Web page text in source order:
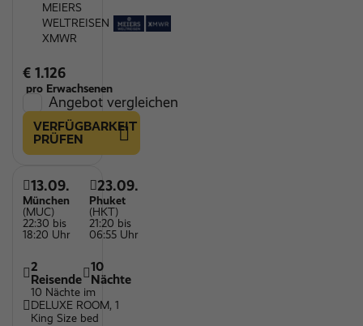
MEIERS
WELTREISEN
XMWR
€ 1.126
pro Erwachsenen
Angebot vergleichen
VERFÜGBARKEIT
PRÜFEN
13.09.
München
(MUC)
22:30 bis
18:20 Uhr
23.09.
Phuket
(HKT)
21:20 bis
06:55 Uhr
2
Reisende
10
Nächte
10 Nächte im
DELUXE ROOM, 1
King Size bed